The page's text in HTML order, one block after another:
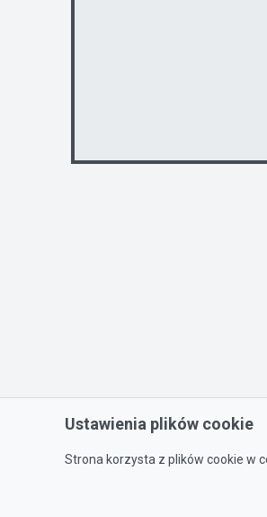
Ustawienia plików cookie
Strona korzysta z plików cookie w